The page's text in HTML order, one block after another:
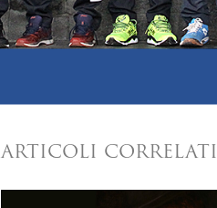
ARTICOLI CORRELATI